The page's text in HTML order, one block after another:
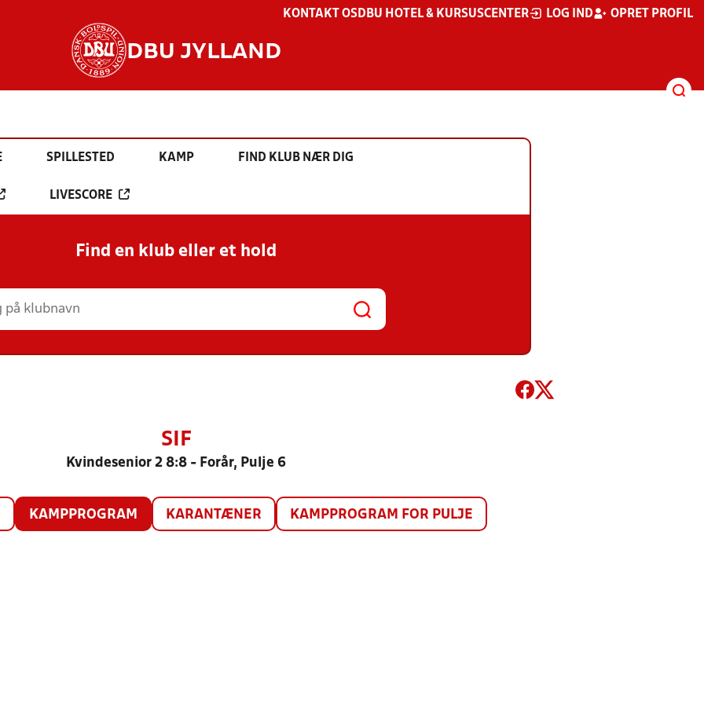
KONTAKT OS DBU HOTEL & KURSUSCENTER LOG IND OPRET PROFIL
DBU JYLLAND
SPILLESTED KAMP FIND KLUB NÆR DIG
LIVESCORE
Find en klub eller et hold
SIF
Kvindesenior 2 8:8 - Forår, Pulje 6
KAMPPROGRAM KARANTÆNER KAMPPROGRAM FOR PULJE